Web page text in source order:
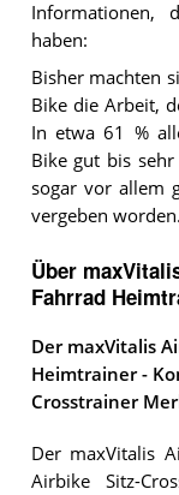
Informationen,
haben:
Bisher machten
Bike die Arbeit,
In etwa 61 %
Bike gut bis
sogar vor allem
vergeben worden.
Über
Fahrrad
Der maxVitalis
Heimtrainer -
Crosstrainer
Der maxVitalis
Airbike Sitz-